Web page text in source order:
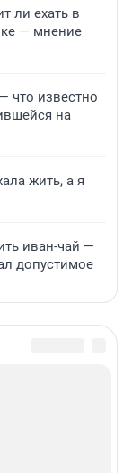
ли ехать в
— мнение
что известно
на
жить, а я
иван-чай —
допустимое